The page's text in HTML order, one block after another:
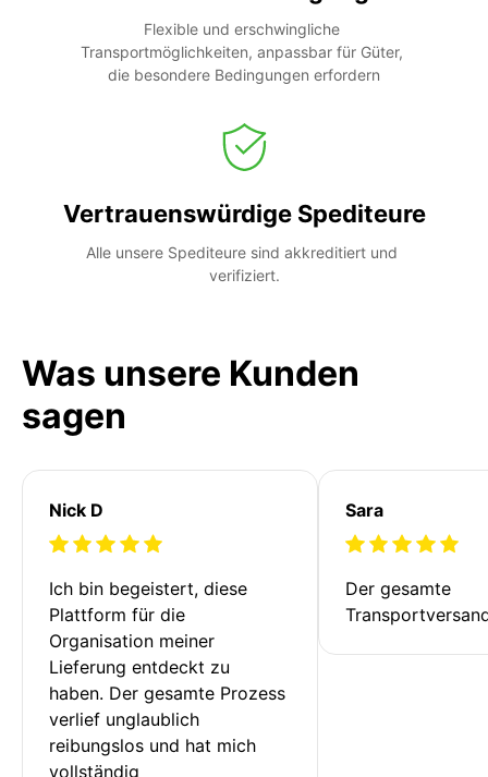
Flexible und erschwingliche
Transportmöglichkeiten, anpassbar für Güter,
die besondere Bedingungen erfordern
Vertrauenswürdige Spediteure
Alle unsere Spediteure sind akkreditiert und
verifiziert.
Was unsere Kunden
sagen
Nick D
Ich bin begeistert, diese
Plattform für die
Organisation meiner
Lieferung entdeckt zu
haben. Der gesamte Prozess
verlief unglaublich
reibungslos und hat mich
vollständig
Sara
Der gesamte